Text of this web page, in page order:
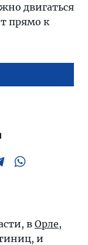
двигаться
прямо к
вОрле,
и